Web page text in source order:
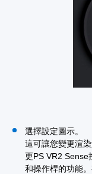
選擇設定圖示。
這可讓您變更渲
更PS VR2 Sense
和操作桿的功能